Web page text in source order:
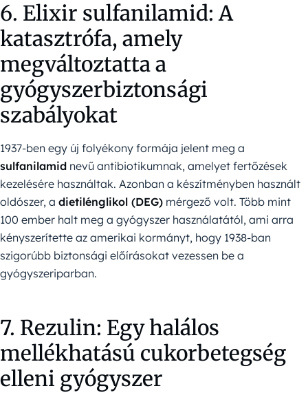
6. Elixir sulfanilamid: A
katasztrófa, amely
megváltoztatta a
gyógyszerbiztonsági
szabályokat
1937-ben egy új folyékony formája jelent meg a
sulfanilamid nevű antibiotikumnak, amelyet fertőzések
kezelésére használtak. Azonban a készítményben használt
oldószer, a dietilénglikol (DEG) mérgező volt. Több mint
100 ember halt meg a gyógyszer használatától, ami arra
kényszerítette az amerikai kormányt, hogy 1938-ban
szigorúbb biztonsági előírásokat vezessen be a
gyógyszeriparban.
7. Rezulin: Egy halálos
mellékhatású cukorbetegség
elleni gyógyszer